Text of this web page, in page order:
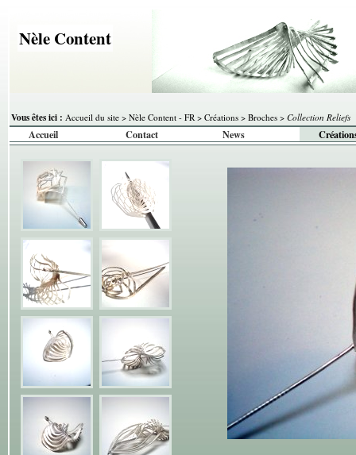
Nèle Content
Vous êtes ici : Accueil du site > Nèle Content - FR > Créations > Broches > Collection Reliefs
Accueil Contact News